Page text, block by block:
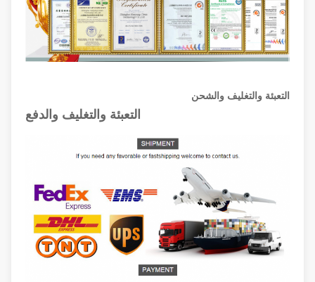
التعبئة والتغليف والشحن
التعبئة والتغليف والدفع